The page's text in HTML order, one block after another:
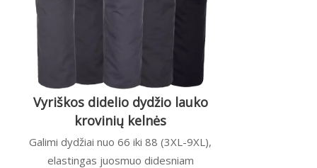
Vyriškos didelio dydžio lauko
krovinių kelnės
Galimi dydžiai nuo 66 iki 88 (3XL-9XL),
elastingas juosmuo didesniam